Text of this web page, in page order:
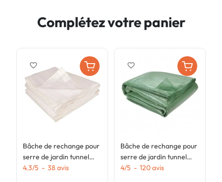
Complétez votre panier
Bâche de rechange pour
serre de jardin tunnel
18m² 6 x 3 x 2 m anti-UV
4.3/5 - 38 avis
favorite_border
Bâche de rechange pour
serre de jardin tunnel
18m² 6 x 3 x 2 m anti-UV
4/5 - 120avis
favorite_border